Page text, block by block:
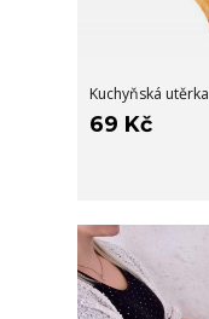
Kuchyňská utěrka
69 Kč